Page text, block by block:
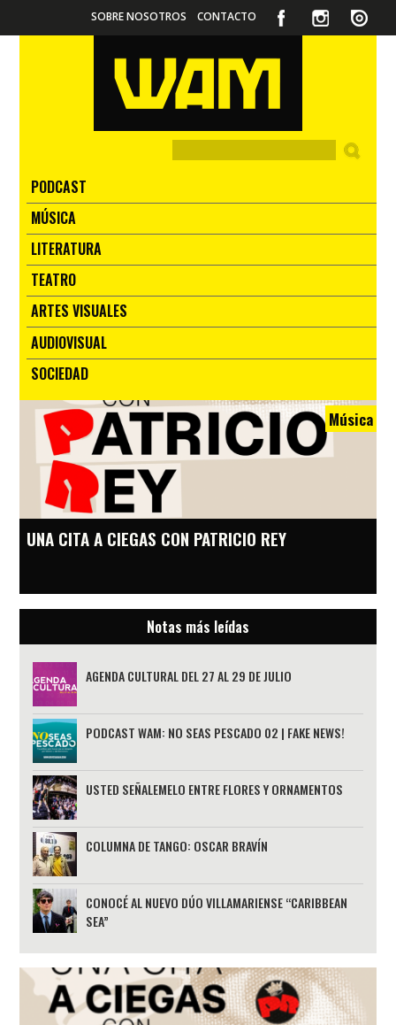
SOBRE NOSOTROS CONTACTO
PODCAST
MÚSICA
LITERATURA
TEATRO
ARTES VISUALES
AUDIOVISUAL
SOCIEDAD
Música
UNA CITA A CIEGAS CON PATRICIO REY
Notas más leídas
AGENDA CULTURAL DEL 27 AL 29 DE JULIO
PODCAST WAM: NO SEAS PESCADO 02 | FAKE NEWS!
USTED SEÑALEMELO ENTRE FLORES Y ORNAMENTOS
COLUMNA DE TANGO: OSCAR BRAVÍN
CONOCÉ AL NUEVO DÚO VILLAMARIENSE “CARIBBEAN
SEA”